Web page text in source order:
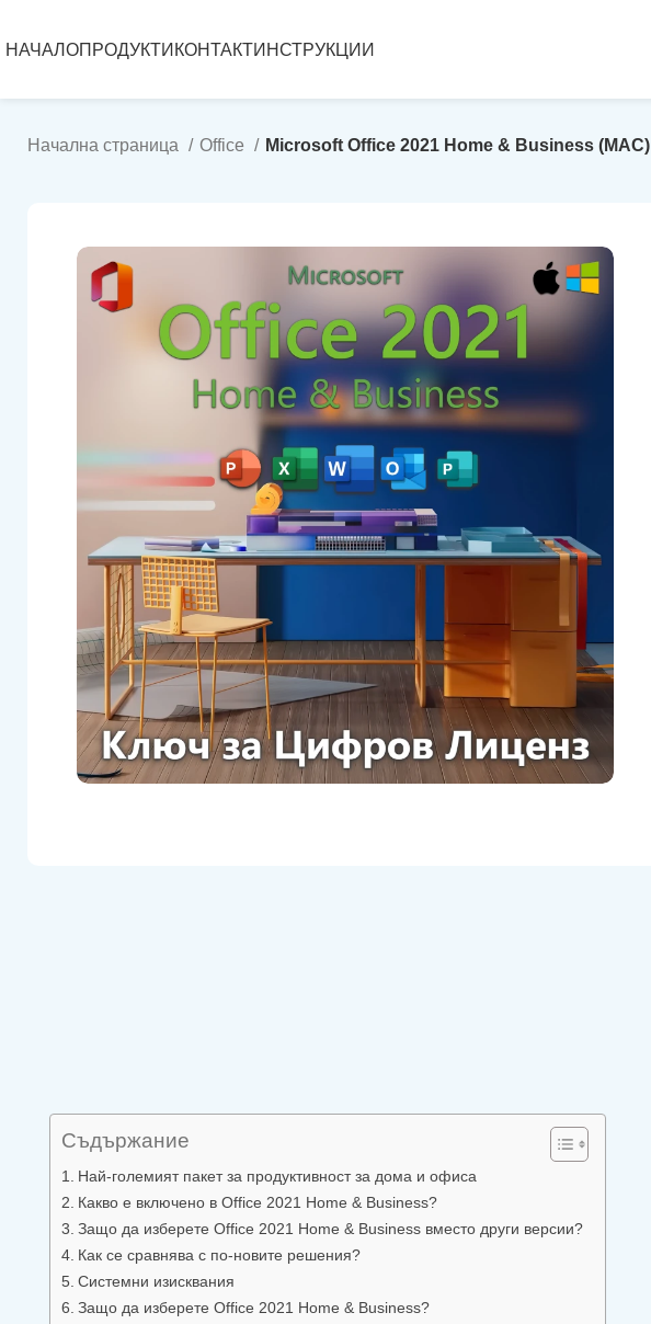
НАЧАЛОПРОДУКТИ КОНТАКТИНСТРУКЦИИ
Начална страница Office Microsoft Office 2021 Home & Business (MAC)
Съдържание
Най-големият пакет за продуктивност за дома и офиса
Какво е включено в Office 2021 Home & Business?
Защо да изберете Office 2021 Home & Business вместо други версии?
Как се сравнява с по-новите решения?
Системни изисквания
Защо да изберете Office 2021 Home & Business?